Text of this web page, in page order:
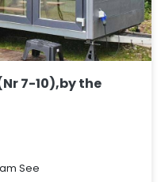
7-10),by the
See